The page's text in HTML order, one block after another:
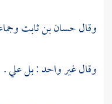
وقالحسان بن ثابت
وقال غير واحد : بلعلي.